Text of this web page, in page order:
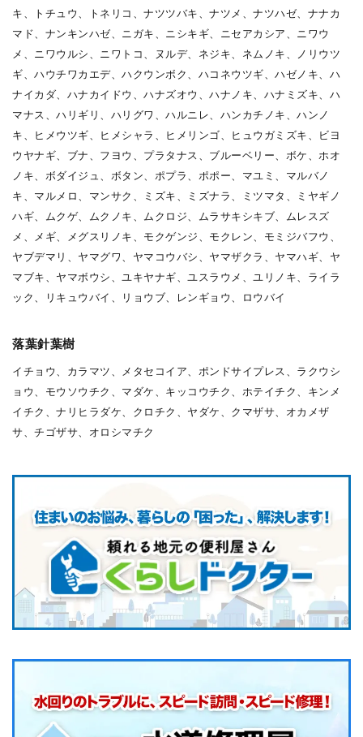
キ、トチュウ、トネリコ、ナツツバキ、ナツメ、ナツハゼ、ナナカ
マド、ナンキンハゼ、ニガキ、ニシキギ、ニセアカシア、ニワウ
メ、ニワウルシ、ニワトコ、ヌルデ、ネジキ、ネムノキ、ノリウツ
ギ、ハウチワカエデ、ハクウンボク、ハコネウツギ、ハゼノキ、ハ
ナイカダ、ハナカイドウ、ハナズオウ、ハナノキ、ハナミズキ、ハ
マナス、ハリギリ、ハリグワ、ハルニレ、ハンカチノキ、ハンノ
キ、ヒメウツギ、ヒメシャラ、ヒメリンゴ、ヒュウガミズキ、ビヨ
ウヤナギ、ブナ、フヨウ、プラタナス、ブルーベリー、ボケ、ホオ
ノキ、ボダイジュ、ボタン、ポプラ、ポポー、マユミ、マルバノ
キ、マルメロ、マンサク、ミズキ、ミズナラ、ミツマタ、ミヤギノ
ハギ、ムクゲ、ムクノキ、ムクロジ、ムラサキシキブ、ムレスズ
メ、メギ、メグスリノキ、モクゲンジ、モクレン、モミジバフウ、
ヤブデマリ、ヤマグワ、ヤマコウバシ、ヤマザクラ、ヤマハギ、ヤ
マブキ、ヤマボウシ、ユキヤナギ、ユスラウメ、ユリノキ、ライラ
ック、リキュウバイ、リョウブ、レンギョウ、ロウバイ
落葉針葉樹
イチョウ、カラマツ、メタセコイア、ポンドサイプレス、ラクウシ
ョウ、モウソウチク、マダケ、キッコウチク、ホテイチク、キンメ
イチク、ナリヒラダケ、クロチク、ヤダケ、クマザサ、オカメザ
サ、チゴザサ、オロシマチク